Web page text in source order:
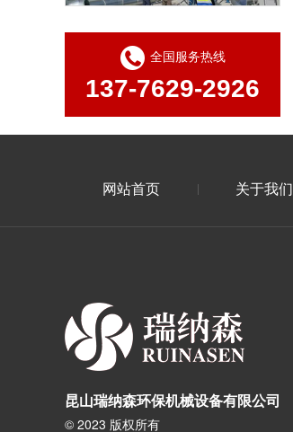
工厂安装环保设备的重要性和必要性
活性炭吸附箱用什么材质比较好?
全国服务热线
137-7629-2926
网站首页 关于我们
昆山瑞纳森环保机械设备有限公司
© 2023 版权所有